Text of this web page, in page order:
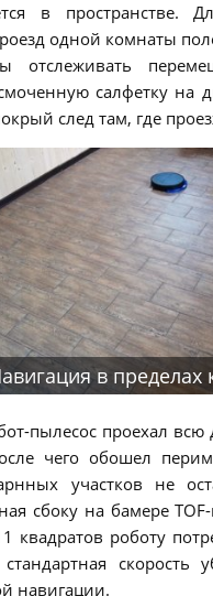
в пространстве.
одной комнаты
отслеживать
салфетку на
след там, где
в пределах
пылесос проехал
чего обошел
участков не
сбоку на бамере
квадратов роботу
скорость
навигации.